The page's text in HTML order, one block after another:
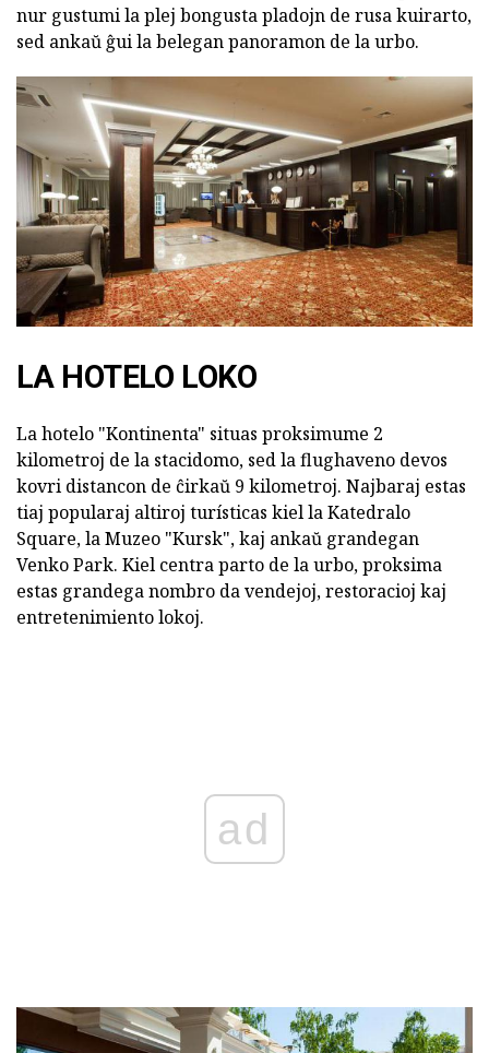
nur gustumi la plej bongusta pladojn de rusa kuirarto,
sed ankaŭ ĝui la belegan panoramon de la urbo.
LA HOTELO LOKO
La hotelo "Kontinenta" situas proksimume 2
kilometroj de la stacidomo, sed la flughaveno devos
kovri distancon de ĉirkaŭ 9 kilometroj. Najbaraj estas
tiaj popularaj altiroj turísticas kiel la Katedralo
Square, la Muzeo "Kursk", kaj ankaŭ grandegan
Venko Park. Kiel centra parto de la urbo, proksima
estas grandega nombro da vendejoj, restoracioj kaj
entretenimiento lokoj.
ad